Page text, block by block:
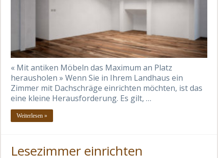
« Mit antiken Möbeln das Maximum an Platz
herausholen » Wenn Sie in Ihrem Landhaus ein
Zimmer mit Dachschräge einrichten möchten, ist das
eine kleine Herausforderung. Es gilt, …
Weiterlesen »
Lesezimmer einrichten